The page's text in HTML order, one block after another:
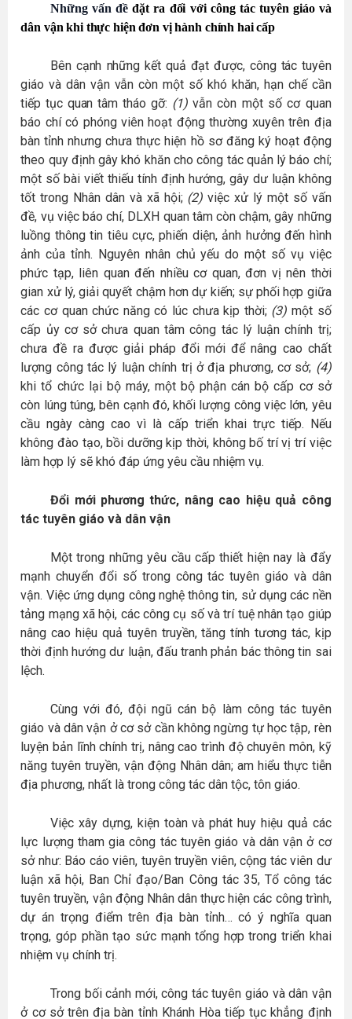
Những vấn đềđặt ra đối với công tác tuyên giáo và
dân vận khi thực hiện đơn vị hành chính hai cấp
Bên cạnh những kết quả đạt được, công tác tuyên
giáo và dân vận vẫn còn một số khó khăn, hạn chế cần
tiếp tục quan tâm tháo gỡ: (1)vẫn còn một số cơ quan
báo chí có phóng viên hoạt động thường xuyên trên địa
bàn tỉnh nhưng chưa thực hiện hồ sơ đăng ký hoạt động
theo quy định gây khó khăn cho công tác quản lý báo chí;
một số bài viết thiếu tính định hướng, gây dư luận không
tốt trong Nhân dân và xã hội; (2) việc xử lý một số vấn
đề, vụ việc báo chí, DLXH quan tâm còn chậm, gây những
luồng thông tin tiêu cực, phiến diện, ảnh hưởng đến hình
ảnh của tỉnh. Nguyên nhân chủ yếu do một số vụ việc
phức tạp, liên quan đến nhiều cơ quan, đơn vị nên thời
gian xử lý, giải quyết chậm hơn dự kiến; sự phối hợp giữa
các cơ quan chức năng có lúc chưa kịp thời; (3) một số
cấp ủy cơ sở chưa quan tâm công tác lý luận chính trị;
chưa đề ra được giải pháp đổi mới để nâng cao chất
lượng công tác lý luận chính trị ở địa phương, cơ sở; (4)
khi tổ chức lại bộ máy, một bộ phận cán bộ cấp cơ sở
còn lúng túng, bên cạnh đó, khối lượng công việc lớn, yêu
cầu ngày càng cao vì là cấp triển khai trực tiếp. Nếu
không đào tạo, bồi dưỡng kịp thời, không bố trí vị trí việc
làm hợp lý sẽ khó đáp ứng yêu cầu nhiệm vụ.
Đổi mới phương thức, nâng cao hiệu quả công
tác tuyên giáo và dân vận
Một trong những yêu cầu cấp thiết hiện nay là đẩy
mạnh chuyển đổi số trong công tác tuyên giáo và dân
vận. Việc ứng dụng công nghệ thông tin, sử dụng các nền
tảng mạng xã hội, các công cụ số và trí tuệ nhân tạo giúp
nâng cao hiệu quả tuyên truyền, tăng tính tương tác, kịp
thời định hướng dư luận, đấu tranh phản bác thông tin sai
lệch.
Cùng với đó, đội ngũ cán bộ làm công tác tuyên
giáo và dân vận ở cơ sở cần không ngừng tự học tập, rèn
luyện bản lĩnh chính trị, nâng cao trình độ chuyên môn, kỹ
năng tuyên truyền, vận động Nhân dân; am hiểu thực tiễn
địa phương, nhất là trong công tác dân tộc, tôn giáo.
Việc xây dựng, kiện toàn và phát huy hiệu quả các
lực lượng tham gia công tác tuyên giáo và dân vận ở cơ
sở như: Báo cáo viên, tuyên truyền viên, cộng tác viên dư
luận xã hội, Ban Chỉ đạo/Ban Công tác 35, Tổ công tác
tuyên truyền, vận động Nhân dân thực hiện các công trình,
dự án trọng điểm trên địa bàn tỉnh… có ý nghĩa quan
trọng, góp phần tạo sức mạnh tổng hợp trong triển khai
nhiệm vụ chính trị.
Trong bối cảnh mới, công tác tuyên giáo và dân vận
ở cơ sở trên địa bàn tỉnh Khánh Hòa tiếp tục khẳng định